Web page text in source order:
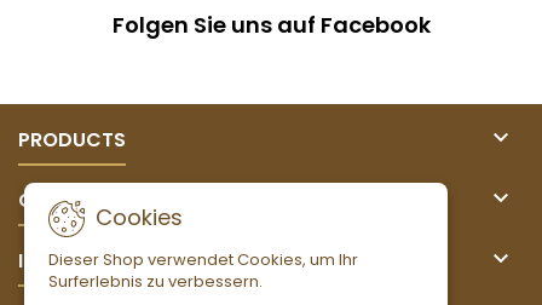
Folgen Sie uns auf Facebook
PRODUCTS 
OUR COMPANY 
IHR KONTO 
Cookies
Dieser Shop verwendet Cookies, um Ihr
Surferlebnis zu verbessern.